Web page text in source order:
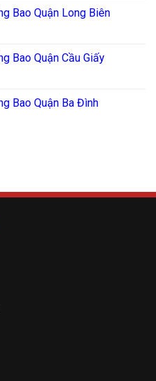
Bao Quận Long Biên
Bao Quận Cầu Giấy
Bao Quận Ba Đình